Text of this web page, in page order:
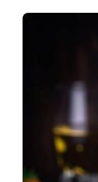
Knusprige